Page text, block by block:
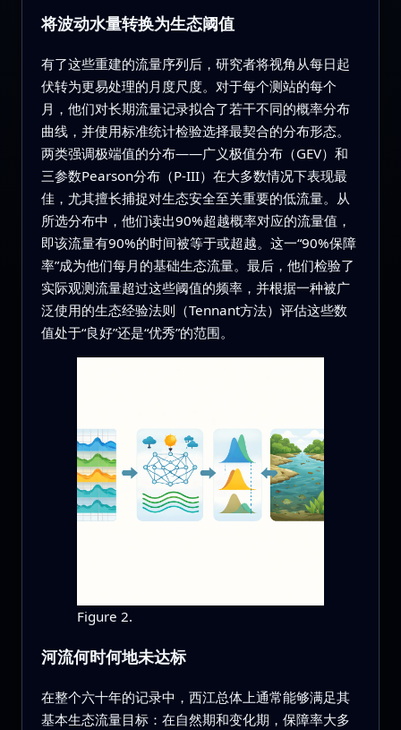
将波动水量转换为生态阈值
有了这些重建的流量序列后，研究者将视角从每日起
伏转为更易处理的月度尺度。对于每个测站的每个
月，他们对长期流量记录拟合了若干不同的概率分布
曲线，并使用标准统计检验选择最契合的分布形态。
两类强调极端值的分布——广义极值分布（GEV）和
三参数Pearson分布（P‑III）在大多数情况下表现最
佳，尤其擅长捕捉对生态安全至关重要的低流量。从
所选分布中，他们读出90%超越概率对应的流量值，
即该流量有90%的时间被等于或超越。这一“90%保障
率”成为他们每月的基础生态流量。最后，他们检验了
实际观测流量超过这些阈值的频率，并根据一种被广
泛使用的生态经验法则（Tennant方法）评估这些数
值处于“良好”还是“优秀”的范围。
Figure 2.
河流何时何地未达标
在整个六十年的记录中，西江总体上通常能够满足其
基本生态流量目标：在自然期和变化期，保障率大多